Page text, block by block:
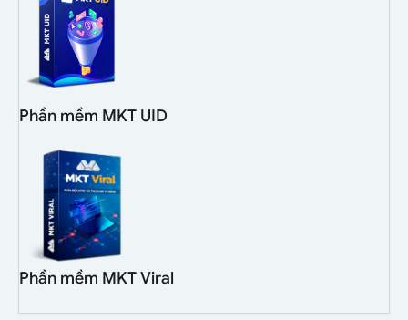
Phần mềm MKT UID
Phần mềm MKT Viral